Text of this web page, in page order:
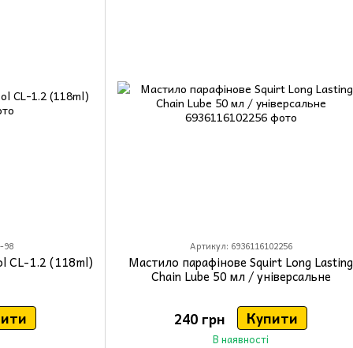
98
CL-1.2 (118ml)
Артикул: 6936116102256
Мастило парафінове Squirt Long Lasting
Chain Lube 50 мл / універсальне
240 грн Купити
В наявності